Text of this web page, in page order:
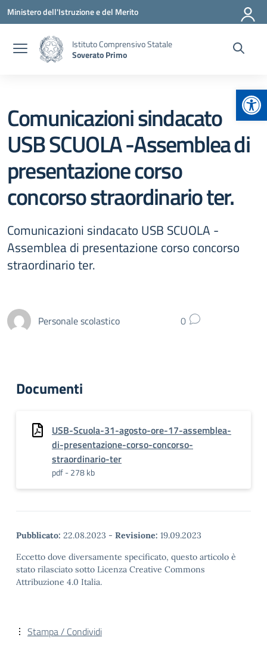
Vai ai contenuti
Vai al menu di navigazione
Vai al footer
Ministero dell'Istruzione e del Merito
Istituto Comprensivo Statale
Soverato Primo
Comunicazioni sindacato
USB SCUOLA -Assemblea di
presentazione corso
concorso straordinario ter.
Comunicazioni sindacato USB SCUOLA -
Assemblea di presentazione corso concorso
straordinario ter.
Personale scolastico 0
Documenti
USB-Scuola-31-agosto-ore-17-assemblea-
di-presentazione-corso-concorso-
straordinario-ter
pdf - 278 kb
Pubblicato: 22.08.2023 - Revisione: 19.09.2023
Eccetto dove diversamente specificato, questo articolo è
stato rilasciato sotto Licenza Creative Commons
Attribuzione 4.0 Italia.
Stampa / Condividi